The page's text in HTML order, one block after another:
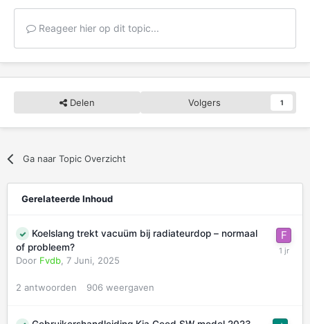
Reageer hier op dit topic...
Delen Volgers 1
Ga naar Topic Overzicht
Gerelateerde Inhoud
Koelslang trekt vacuüm bij radiateurdop – normaal
of probleem?
Door Fvdb, 7 Juni, 2025
2 antwoorden 906 weergaven